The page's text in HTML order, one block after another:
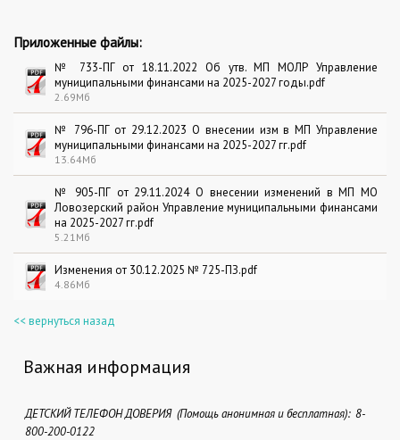
Приложенные файлы:
№ 733-ПГ от 18.11.2022 Об утв. МП МОЛР Управление
муниципальными финансами на 2025-2027 годы.pdf
2.69Мб
№ 796-ПГ от 29.12.2023 О внесении изм в МП Управление
муниципальными финансами на 2025-2027 гг.pdf
13.64Мб
№ 905-ПГ от 29.11.2024 О внесении изменений в МП МО
Ловозерский район Управление муниципальными финансами
на 2025-2027 гг.pdf
5.21Мб
Изменения от 30.12.2025 № 725-ПЗ.pdf
4.86Мб
<< вернуться назад
Важная информация
ДЕТСКИЙ ТЕЛЕФОН ДОВЕРИЯ (Помощь анонимная и бесплатная): 8-
800-200-0122